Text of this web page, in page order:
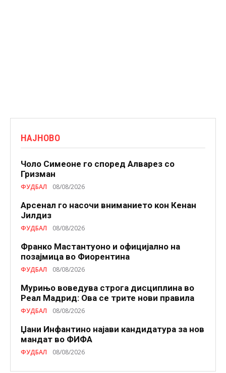
НАЈНОВО
Чоло Симеоне го според Алварез со
Гризман
ФУДБАЛ 08/08/2026
Арсенал го насочи вниманието кон Кенан
Јилдиз
ФУДБАЛ 08/08/2026
Франко Мастантуоно и официјално на
позајмица во Фиорентина
ФУДБАЛ 08/08/2026
Мурињо воведува строга дисциплина во
Реал Мадрид: Ова се трите нови правила
ФУДБАЛ 08/08/2026
Џани Инфантино најави кандидатура за нов
мандат во ФИФА
ФУДБАЛ 08/08/2026